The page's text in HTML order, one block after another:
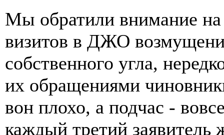
Мы обратили внимание на
визитов в ДЖО
собственного угла,
их обращениями
вон плохо, а подчас -
каждый третий